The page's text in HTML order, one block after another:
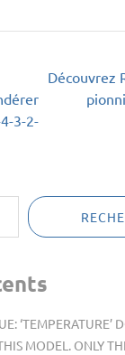
3-2-
Découvrez
‘TEMPERATURE’
MODEL. ONLY